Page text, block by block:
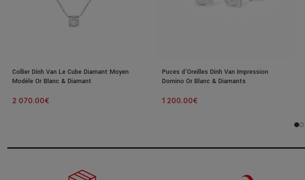
Collier Dinh Van Le Cube Diamant Moyen
Modèle Or Blanc & Diamant
2 070.00€
Puces d’Oreilles Dinh Van Impression
Domino Or Blanc & Diamants
1 200.00€